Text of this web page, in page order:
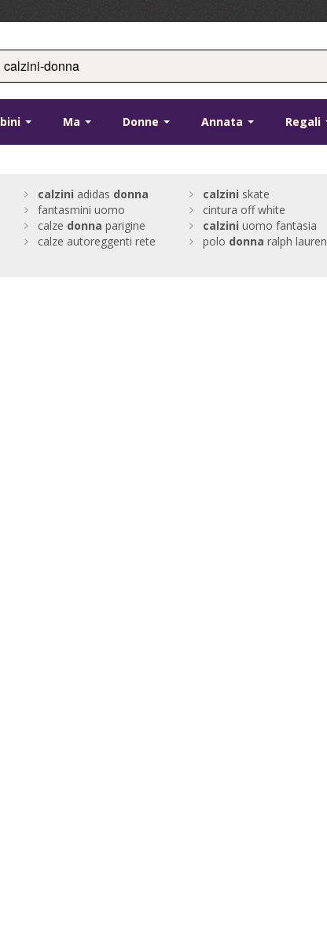
Ma Donne Annata Regali
calzini adidas donna calzini skate
fantasmini uomo
cintura off white
calze donna parigine calzini uomo fantasia
calze autoreggenti rete
polo donna ralph lauren